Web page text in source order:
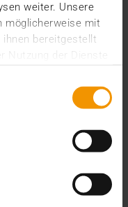
weiter. Unsere
möglicherweise mit
ihnen bereitgestellt
de sécurité